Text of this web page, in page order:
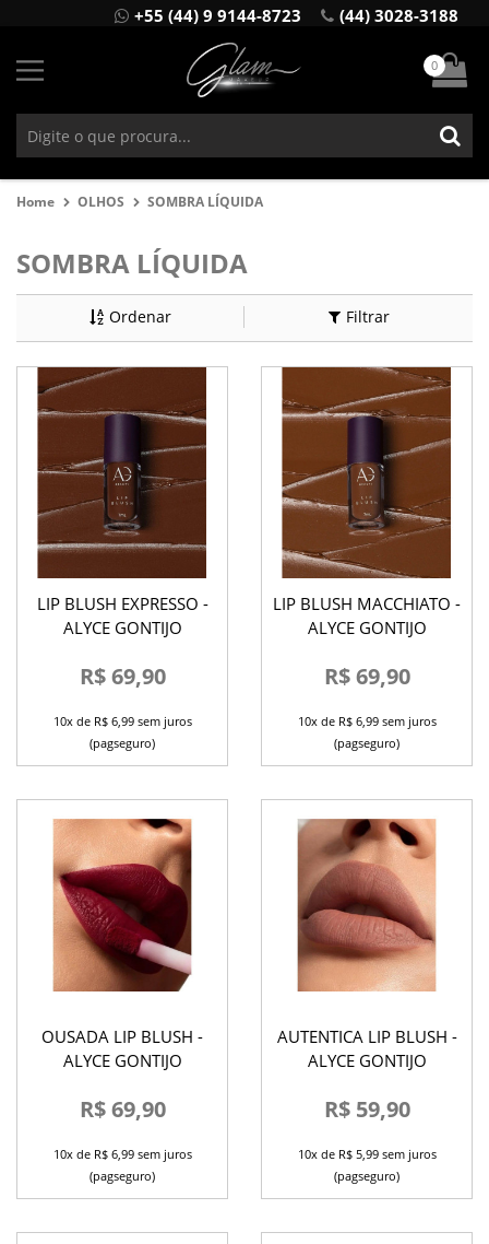
+55 (44) 9 9144-8723 (44) 3028-3188
0
Home OLHOS SOMBRA LÍQUIDA
SOMBRA LÍQUIDA
Ordenar Filtrar
LIP BLUSH EXPRESSO -
ALYCE GONTIJO
R$ 69,90
10x de R$ 6,99 sem juros
(pagseguro)
LIP BLUSH MACCHIATO -
ALYCE GONTIJO
R$ 69,90
10x de R$ 6,99 sem juros
(pagseguro)
OUSADA LIP BLUSH -
ALYCE GONTIJO
R$ 69,90
10x de R$ 6,99 sem juros
(pagseguro)
AUTENTICA LIP BLUSH -
ALYCE GONTIJO
R$ 59,90
10x de R$ 5,99 sem juros
(pagseguro)